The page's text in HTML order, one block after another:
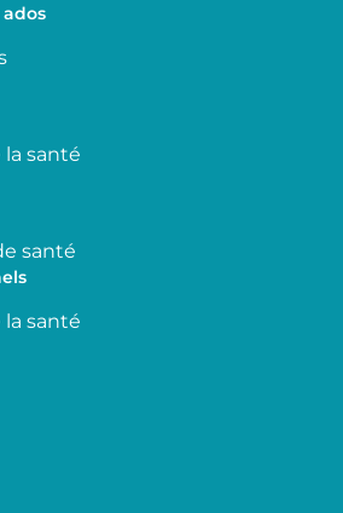
la santé
santé
la santé